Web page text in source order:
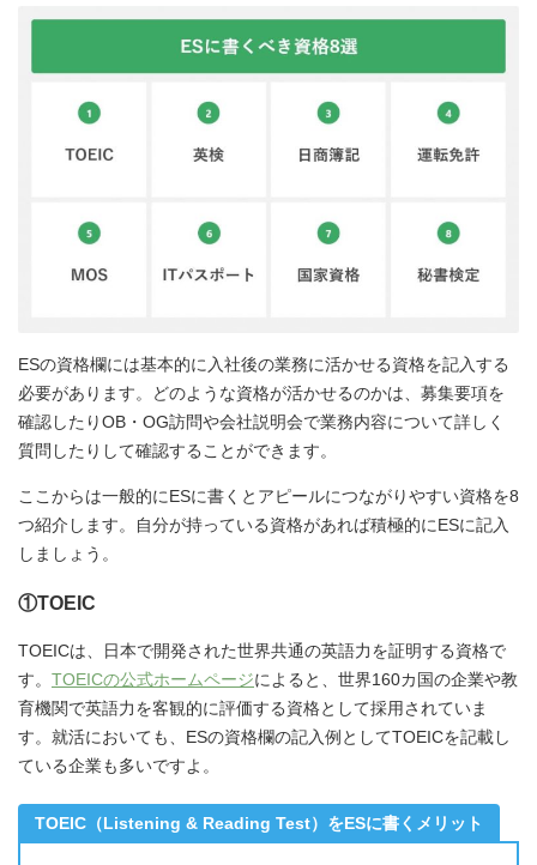
ESの資格欄には基本的に入社後の業務に活かせる資格を記入する
必要があります。どのような資格が活かせるのかは、募集要項を
確認したりOB・OG訪問や会社説明会で業務内容について詳しく
質問したりして確認することができます。
ここからは一般的にESに書くとアピールにつながりやすい資格を8
つ紹介します。自分が持っている資格があれば積極的にESに記入
しましょう。
①TOEIC
TOEICは、日本で開発された世界共通の英語力を証明する資格で
す。 TOEICの公式ホームページによると、世界160カ国の企業や教
育機関で英語力を客観的に評価する資格として採用されていま
す。就活においても、ESの資格欄の記入例としてTOEICを記載し
ている企業も多いですよ。
TOEIC（Listening & Reading Test）をESに書くメリット